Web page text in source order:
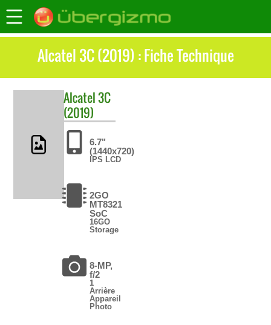
Alcatel 3C (2019) : Fiche Technique
Alcatel3C
(2019)
6.7"
(1440x720)
IPS LCD
2GO
MT8321
SoC
16GO
Storage
8-MP,
f/2
1
Arrière
Appareil
Photo